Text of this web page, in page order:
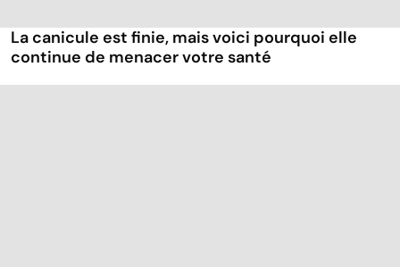
La canicule est finie, mais voici pourquoi elle
continue de menacer votre santé